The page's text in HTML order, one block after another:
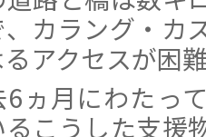
、カラング・カ
るアクセスが困
6ヵ月にわたっ
るこうした支援